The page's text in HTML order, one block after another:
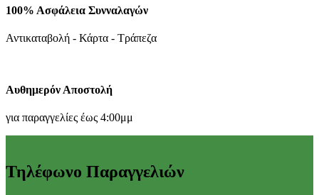
100% Ασφάλεια Συνναλαγών
Αντικαταβολή - Κάρτα - Τράπεζα
Αυθημερόν Αποστολή
για παραγγελίες έως 4:00μμ
Τηλέφωνο Παραγγελιών